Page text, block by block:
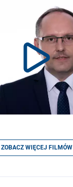
ZOBACZ WIĘCEJ FILMÓW